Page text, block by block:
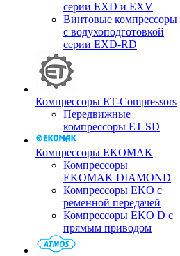
серии EXD и EXV
Винтовые компрессоры
с водухоподготовкой
серии EXD-RD
Компрессоры ET-Compressors
Передвижные
компрессоры ET SD
Компрессоры EKOMAK
Компрессоры
EKOMAK DIAMOND
Компрессоры EKO c
ременной передачей
Компрессоры EKO D с
прямым приводом